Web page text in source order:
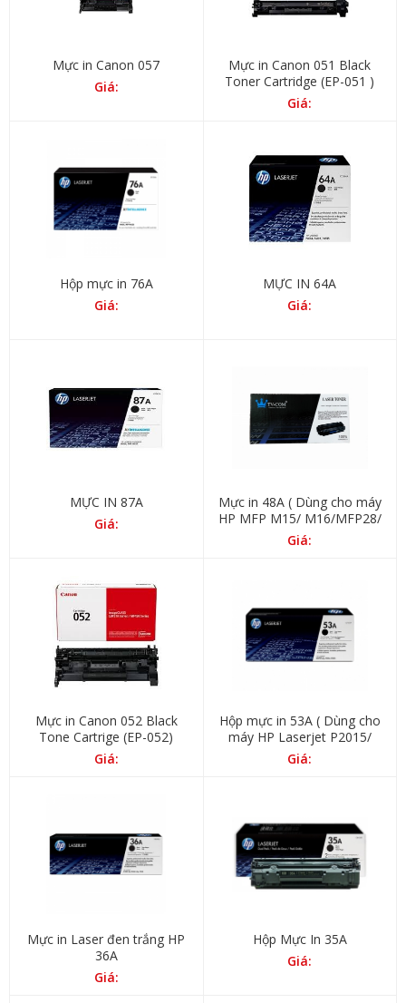
Mực in Canon 057
Giá:
Mực in Canon 051 Black
Toner Cartridge (EP-051 )
Giá:
Hộp mực in 76A
Giá:
MỰC IN 64A
Giá:
MỰC IN 87A
Giá:
Mực in 48A ( Dùng cho máy
HP MFP M15/ M16/MFP28/
MFP29)
Giá:
Mực in Canon 052 Black
Tone Cartrige (EP-052)
Giá:
Hộp mực in 53A ( Dùng cho
máy HP Laserjet P2015/
2014/ Canon Laser LBP
Giá:
Mực in Laser đen trắng HP
36A
Giá:
Hộp Mực In 35A
Giá: